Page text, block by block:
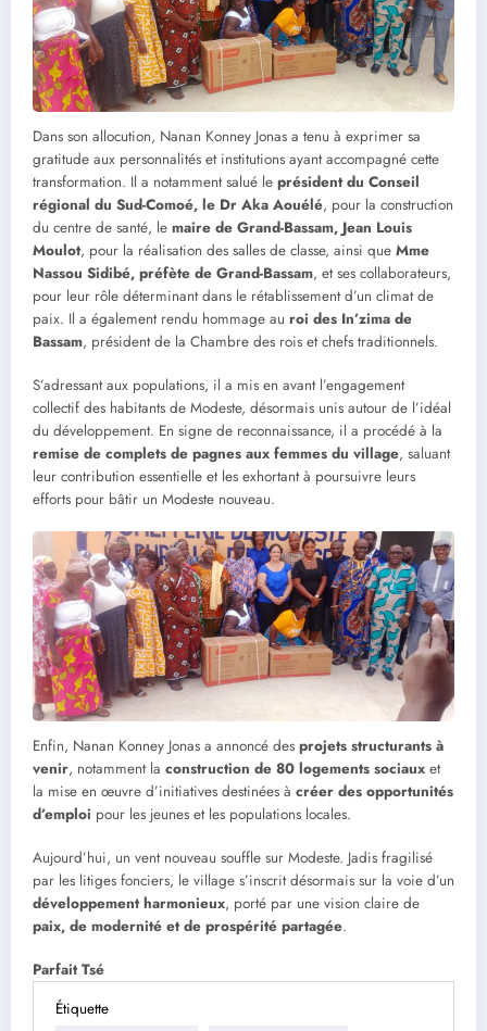
Dans son allocution, Nanan Konney Jonas a tenu à exprimer sa
gratitude aux personnalités et institutions ayant accompagné cette
transformation. Il a notamment salué le président du Conseil
régional du Sud-Comoé, le Dr Aka Aouélé, pour la construction
du centre de santé, le maire de Grand-Bassam, Jean Louis
Moulot, pour la réalisation des salles de classe, ainsi que Mme
Nassou Sidibé, préfète de Grand-Bassam, et ses collaborateurs,
pour leur rôle déterminant dans le rétablissement d’un climat de
paix. Il a également rendu hommage au roi des In’zima de
Bassam, président de la Chambre des rois et chefs traditionnels.
S’adressant aux populations, il a mis en avant l’engagement
collectif des habitants de Modeste, désormais unis autour de l’idéal
du développement. En signe de reconnaissance, il a procédé à la
remise de complets de pagnes aux femmes du village, saluant
leur contribution essentielle et les exhortant à poursuivre leurs
efforts pour bâtir un Modeste nouveau.
Enfin, Nanan Konney Jonas a annoncé des projets structurants à
venir, notamment la construction de 80 logements sociaux et
la mise en œuvre d’initiatives destinées à créer des opportunités
d’emploi pour les jeunes et les populations locales.
Aujourd’hui, un vent nouveau souffle sur Modeste. Jadis fragilisé
par les litiges fonciers, le village s’inscrit désormais sur la voie d’un
développement harmonieux, porté par une vision claire de
paix, de modernité et de prospérité partagée.
Parfait Tsé
Étiquette